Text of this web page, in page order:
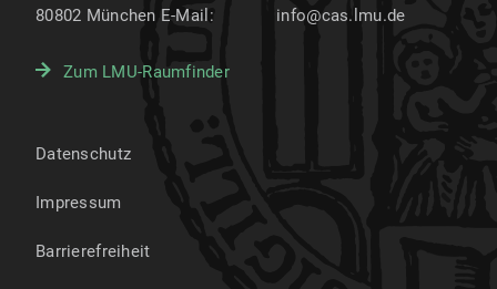
80802 München E-Mail:
info@cas.lmu.de
Zum LMU-Raumfinder
Datenschutz
Impressum
Barrierefreiheit